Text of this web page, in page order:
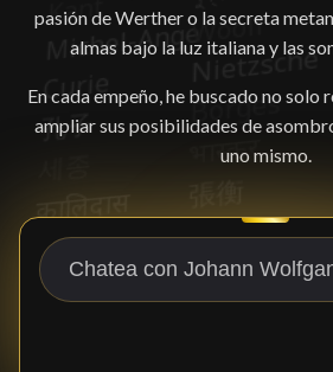
pasión de Werther o la secreta
almas bajo la luz italiana y las
En cada empeño, he buscado no solo
ampliar sus posibilidades de
uno mismo.